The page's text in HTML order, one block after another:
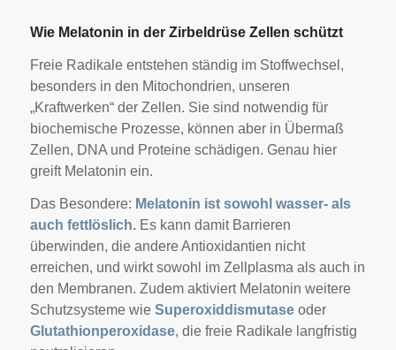
Wie Melatonin in der Zirbeldrüse Zellen schützt
Freie Radikale entstehen ständig im Stoffwechsel,
besonders in den Mitochondrien, unseren
„Kraftwerken“ der Zellen. Sie sind notwendig für
biochemische Prozesse, können aber in Übermaß
Zellen, DNA und Proteine schädigen. Genau hier
greift Melatonin ein.
Das Besondere: Melatonin ist sowohl wasser- als
auch fettlöslich.Es kann damit Barrieren
überwinden, die andere Antioxidantien nicht
erreichen, und wirkt sowohl im Zellplasma als auch in
den Membranen. Zudem aktiviert Melatonin weitere
Schutzsysteme wie Superoxiddismutaseoder
Glutathionperoxidase, die freie Radikale langfristig